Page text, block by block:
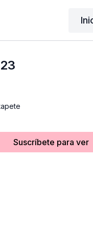
Suscríbete para ver